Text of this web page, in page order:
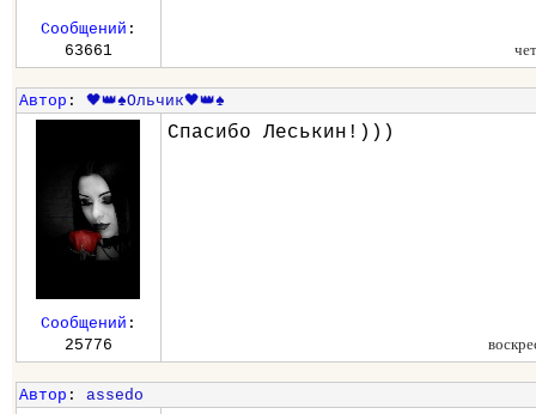
Сообщений :
63661
Автор : 🖤👑♠️Ольчик🖤👑♠️
Спасибо Леськин!)))
Сообщений :
25776
Автор : assedo